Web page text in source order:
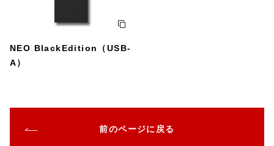
NEO BlackEdition（USB-
A）
前のページに戻る